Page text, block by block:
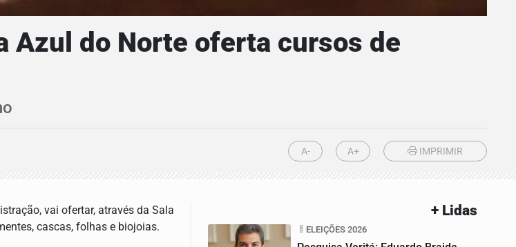
Azul do Norte oferta cursos de
A- A+ IMPRIMIR
vai ofertar, através da Sala
cascas, folhas e biojoias.
+ Lidas
ELEIÇÕES 2026